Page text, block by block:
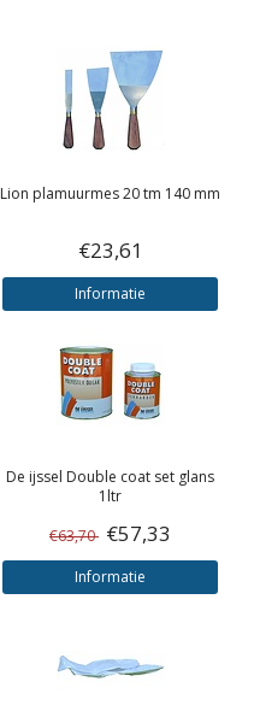
Lion plamuurmes 20 tm 140 mm
€23,61
Informatie
De ijssel Double coat set glans
1ltr
€63,70 €57,33
Informatie